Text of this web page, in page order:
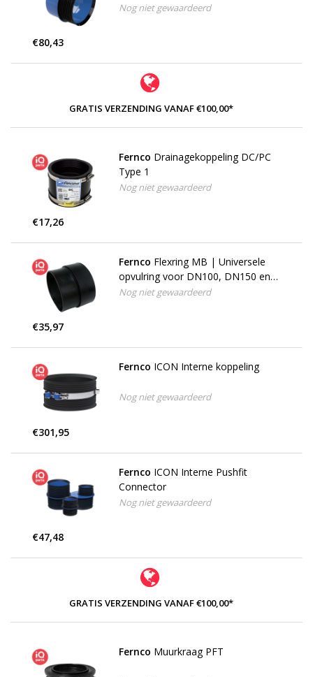
Nog niet gewaardeerd
€80,43
GRATIS VERZENDING VANAF €100,00*
Fernco Drainagekoppeling DC/PC
Type 1
Nog niet gewaardeerd
€17,26
Fernco Flexring MB | Universele
opvulring voor DN100, DN150 en
DN200
Nog niet gewaardeerd
€35,97
Fernco ICON Interne koppeling
Nog niet gewaardeerd
€301,95
Fernco ICON Interne Pushfit
Connector
Nog niet gewaardeerd
€47,48
GRATIS VERZENDING VANAF €100,00*
Fernco Muurkraag PFT